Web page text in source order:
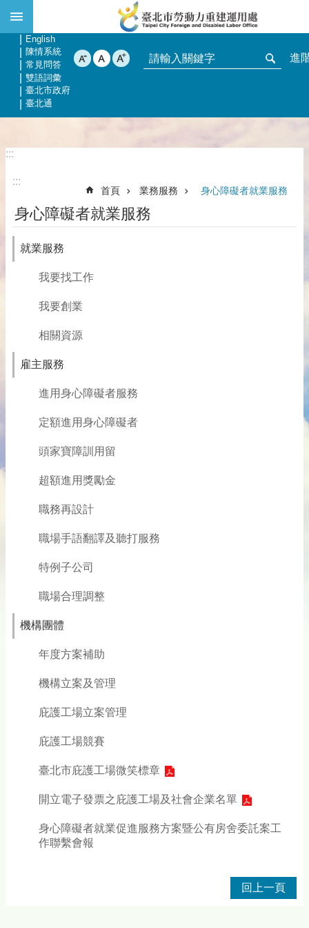
跳到主要內容區塊
網站導覽
English
陳情系統
常見問答
雙語詞彙
臺北市政府
臺北通
進
:::
:::
首頁 業務服務 身心障礙者就業服務
身心障礙者就業服務
就業服務
我要找工作
我要創業
相關資源
雇主服務
進用身心障礙者服務
定額進用身心障礙者
頭家寶障訓用留
超額進用獎勵金
職務再設計
職場手語翻譯及聽打服務
特例子公司
職場合理調整
機構團體
年度方案補助
機構立案及管理
庇護工場立案管理
庇護工場競賽
臺北市庇護工場微笑標章
開立電子發票之庇護工場及社會企業名單
身心障礙者就業促進服務方案暨公有房舍委託案工
作聯繫會報
回上一頁